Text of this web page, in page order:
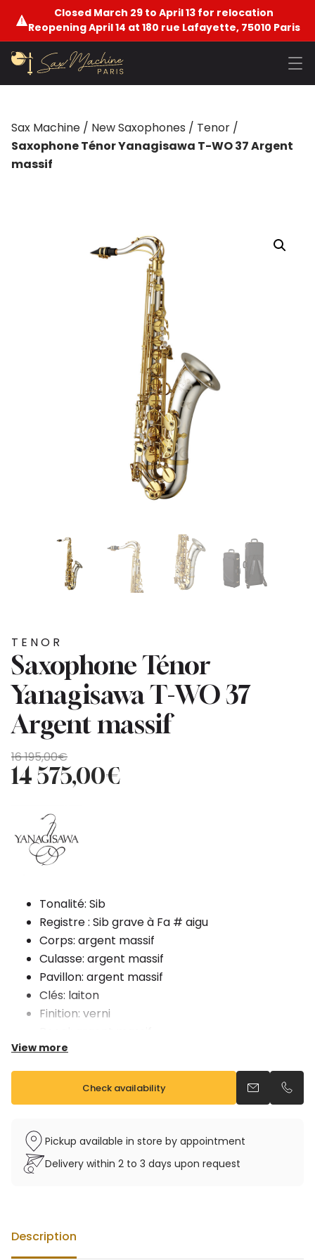
Closed March 29 to April 13 for relocation
Reopening April 14 at 180 rue Lafayette, 75010 Paris
Sax Machine / New Saxophones / Tenor /
Saxophone Ténor Yanagisawa T-WO 37 Argent
massif
TENOR
Saxophone Ténor
Yanagisawa T-WO 37
Argent massif
16 195,00€
Original
price
was:
195,00€.
14 575,00€
Current
price
is:
575,00€.
Tonalité: Sib
Registre : Sib grave à Fa # aigu
Corps: argent massif
Culasse: argent massif
Pavillon: argent massif
Clés: laiton
Finition: verni
Vendu avec étui sac à dos et bec
View more
Check availability Send anCall
Pickup available in store by appointment
Delivery within 2 to 3 days upon request
Description